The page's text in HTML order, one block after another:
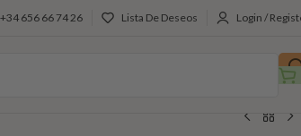
+34 656 66 74 26 Lista De Deseos Login /